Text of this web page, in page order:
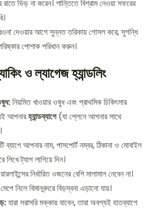
ভিড় না করেন। শান্তিতে বিশ্রাম নেওয়া সফরের
দেওয়ার আগে সুন্নত তরিকায় গোসল করে, সুগন্ধি
পোশাক পরিধান করুন।
ও ল্যাগেজ হ্যান্ডলিং
নিয়মিত খাওয়ার ওষুধ এবং প্রাথমিক চিকিৎসার
আপনারহ্যান্ডব্যাগে(যা প্লেনে আপনার সাথে
ব্যাগে আপনার নাম, পাসপোর্ট নম্বর, ঠিকানা ও মোবাইল
লিখে ট্যাগ লাগিয়ে দিন।
নির্ধারিত ওজনের বেশি মালামাল নেবেন না।
নিলে বিমানবন্দরে বিড়ম্বনা এড়ানো যায়।
যারা সরাসরি মক্কায় যাবেন, তারা অবশ্যই হাতব্যাগে